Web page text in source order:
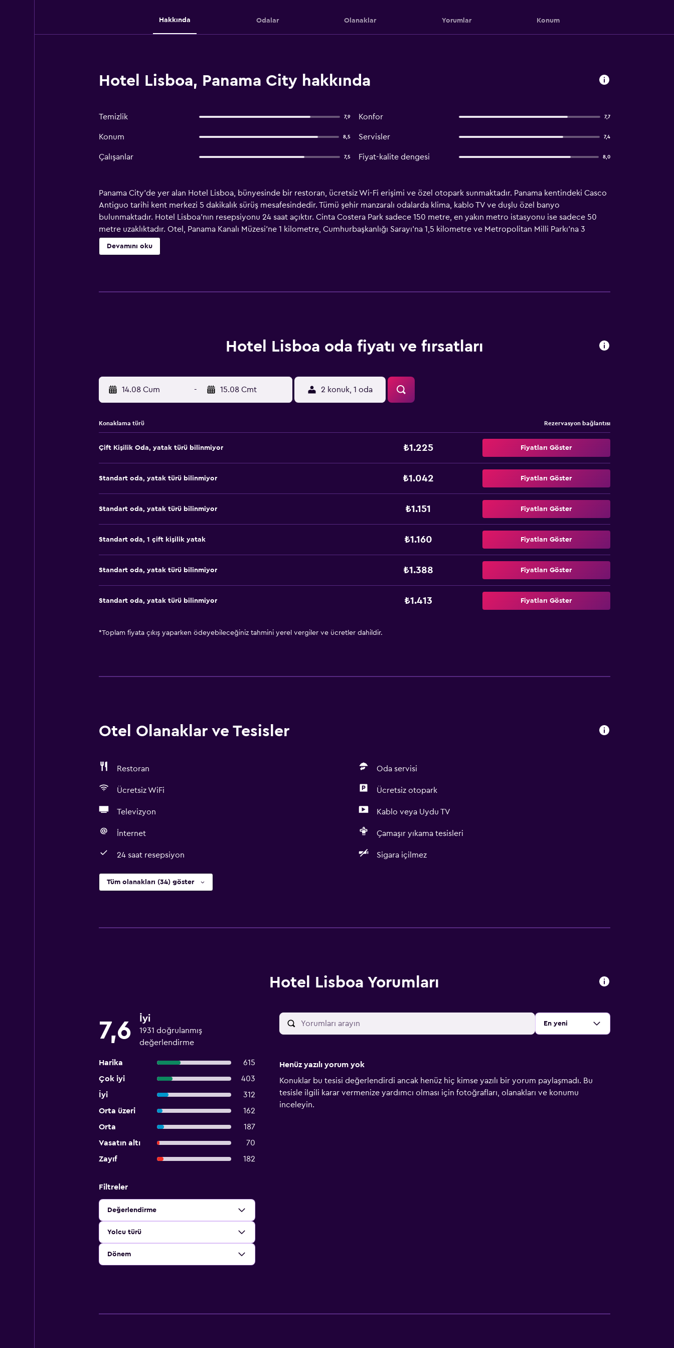
Hakkında Odalar Olanaklar Yorumlar Konum
Hotel Lisboa, Panama City hakkında
Temizlik 7,9 Konfor 7,7
Konum 8,5 Servisler 7,4
Çalışanlar 7,5 Fiyat-kalite dengesi 8,0
Panama City'de yer alan Hotel Lisboa, bünyesinde bir restoran, ücretsiz Wi-Fi erişimi ve özel otopark sunmaktadır. Panama kentindeki Casco
Antiguo tarihi kent merkezi 5 dakikalık sürüş mesafesindedir. Tümü şehir manzaralı odalarda klima, kablo TV ve duşlu özel banyo
bulunmaktadır. Hotel Lisboa'nın resepsiyonu 24 saat açıktır. Cinta Costera Park sadece 150 metre, en yakın metro istasyonu ise sadece 50
metre uzaklıktadır. Otel, Panama Kanalı Müzesi'ne 1 kilometre, Cumhurbaşkanlığı Sarayı'na 1,5 kilometre ve Metropolitan Milli Parkı'na 3
kilometre uzaklıktadır. Albrook "Marcos A. Gelabert" Uluslararası Havaalanı 10 dakikalık sürüş mesafesindedir.
Devamını oku
Hotel Lisboa oda fiyatı ve fırsatları
14.08 Cum - 15.08 Cmt 2 konuk, 1 oda
Konaklama türü Rezervasyon bağlantısı
Çift ​Kişilik Oda, yatak türü bilinmiyor ₺1.225 Fiyatları Göster
Standart oda, yatak türü bilinmiyor ₺1.042 Fiyatları Göster
Standart oda, yatak türü bilinmiyor ₺1.151 Fiyatları Göster
Standart oda, 1 çift kişilik yatak ₺1.160 Fiyatları Göster
Standart oda, yatak türü bilinmiyor ₺1.388 Fiyatları Göster
Standart oda, yatak türü bilinmiyor ₺1.413 Fiyatları Göster
*Toplam fiyata çıkış yaparken ödeyebileceğiniz tahmini yerel vergiler ve ücretler dahildir.
Otel Olanaklar ve Tesisler
Restoran Oda servisi
Ücretsiz WiFi Ücretsiz otopark
Televizyon Kablo veya Uydu TV
İnternet Çamaşır yıkama tesisleri
24 saat resepsiyon Sigara içilmez
Tüm olanakları (34) göster
Hotel Lisboa Yorumları
7,6 İyi
1931 doğrulanmış
değerlendirme
Harika
615
Çok iyi
403
İyi
312
Orta üzeri
162
Orta
187
Vasatın altı
70
Zayıf
182
Sırala:
En yeni
Filtreler
Değerlendirme
Yolcu türü
Dönem
Henüz yazılı yorum yok
Konuklar bu tesisi değerlendirdi ancak henüz hiç kimse yazılı bir yorum paylaşmadı. Bu
tesisle ilgili karar vermenize yardımcı olması için fotoğrafları, olanakları ve konumu
inceleyin.